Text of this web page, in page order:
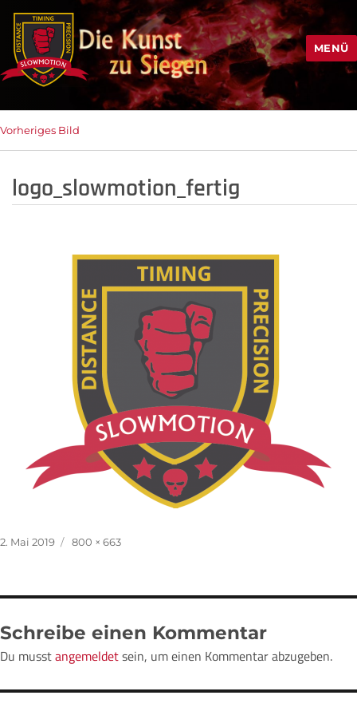
MENÜ
Vorheriges Bild
logo_slowmotion_fertig
Veröffentlicht
2. Mai 2019
Volle
800 × 663
Schreibe einen Kommentar
Du musstangemeldetsein, um einen Kommentar abzugeben.